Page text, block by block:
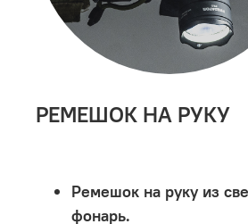
РЕМЕШОК НА РУКУ
Ремешок на руку из
фонарь.